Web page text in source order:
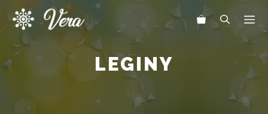
Přeskočit
obsah
LEGINY